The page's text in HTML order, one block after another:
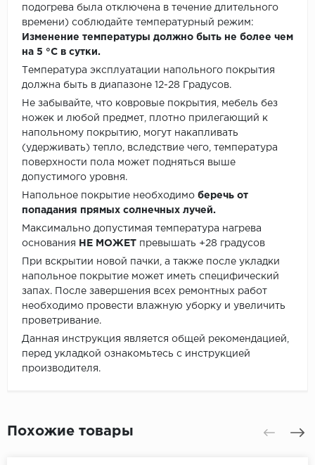
подогрева была отключена в течение длительного
времени) соблюдайте температурный режим:
Изменение температуры должно быть не более чем
на 5 °C в сутки.
Температура эксплуатации напольного покрытия
должна быть в диапазоне 12-28 Градусов.
Не забывайте, что ковровые покрытия, мебель без
ножек и любой предмет, плотно прилегающий к
напольному покрытию, могут накапливать
(удерживать) тепло, вследствие чего, температура
поверхности пола может подняться выше
допустимого уровня.
Напольное покрытие необходимо беречь от
попадания прямых солнечных лучей.
Максимально допустимая температура нагрева
основания
НЕ МОЖЕТ превышать +28 градусов
При вскрытии новой пачки, а также после укладки
напольное покрытие может иметь специфический
запах. После завершения всех ремонтных работ
необходимо провести влажную уборку и увеличить
проветривание.
Данная инструкция является общей рекомендацией,
перед укладкой ознакомьтесь с инструкцией
производителя.
Похожие товары